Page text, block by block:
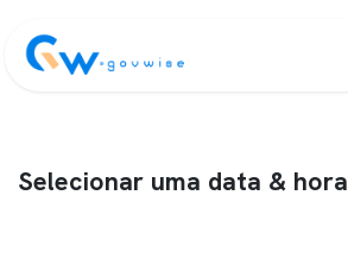
Selecionar uma data & hora